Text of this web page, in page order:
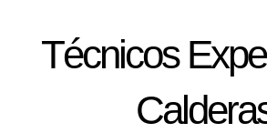
Técnicos